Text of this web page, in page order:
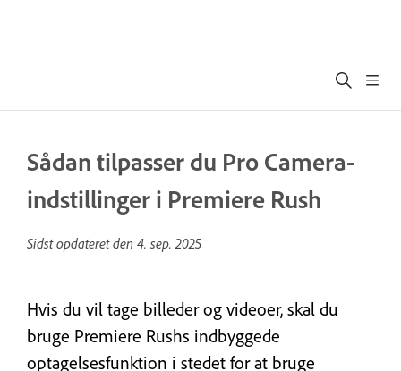
Sådan tilpasser du Pro Camera-
indstillinger i Premiere Rush
Sidst opdateret den 4. sep. 2025
Hvis du vil tage billeder og videoer, skal du
bruge Premiere Rushs indbyggede
optagelsesfunktion i stedet for at bruge